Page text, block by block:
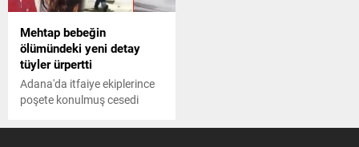
Mehtap bebeğin
ölümündeki yeni detay
tüyler ürpertti
Adana'da itfaiye ekiplerince
poşete konulmuş cesedi
annesi Ayşegül (30) ile